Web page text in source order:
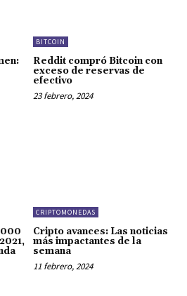
BITCOIN
Reddit compró Bitcoin con
exceso de reservas de
efectivo
23 febrero, 2024
CRIPTOMONEDAS
Cripto avances: Las noticias
más impactantes de la
semana
11 febrero, 2024